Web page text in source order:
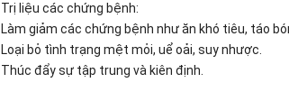
Trị liệu các chứng bệnh:
Làm giảm các chứng bệnh như ăn khó tiêu, táo
Loại bỏ tình trạng mệt mỏi, uể oải, suy nhược.
Thúc đẩy sự tập trung và kiên định.